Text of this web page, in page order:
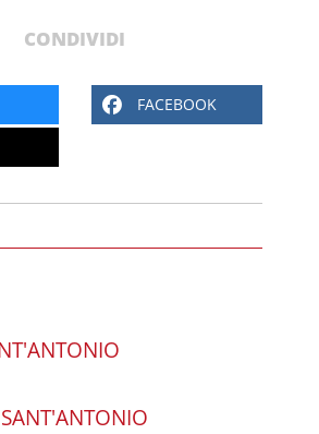
CONDIVIDI
FACEBOOK
SANT'ANTONIO